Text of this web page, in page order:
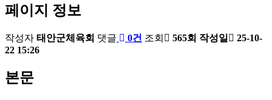
페이지 정보
작성자 태안군체육회 댓글 0건 조회 565회 작성일
25-10-
22 15:26
본문